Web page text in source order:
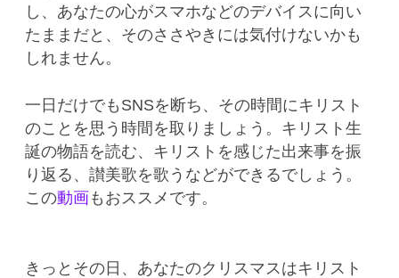
し、あなたの心がスマホなどのデバイスに向い
たままだと、そのささやきには気付けないかも
しれません。
一日だけでもSNSを断ち、その時間にキリスト
のことを思う時間を取りましょう。キリスト生
誕の物語を読む、キリストを感じた出来事を振
り返る、讃美歌を歌うなどができるでしょう。
この動画もおススメです。
きっとその日、あなたのクリスマスはキリスト